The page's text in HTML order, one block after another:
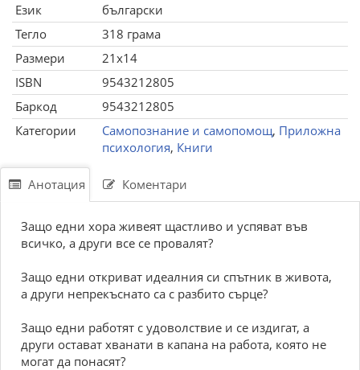
Език
български
Тегло
318 грама
Размери
21x14
ISBN
9543212805
Баркод
9543212805
Категории
Самопознание и самопомощ, Приложна
психология, Книги
Анотация Коментари
Защо едни хора живеят щастливо и успяват във
всичко, а други все се провалят?
Защо едни откриват идеалния си спътник в живота,
а други непрекъснато са с разбито сърце?
Защо едни работят с удоволствие и се издигат, а
други остават хванати в капана на работа, която не
могат да понасят?